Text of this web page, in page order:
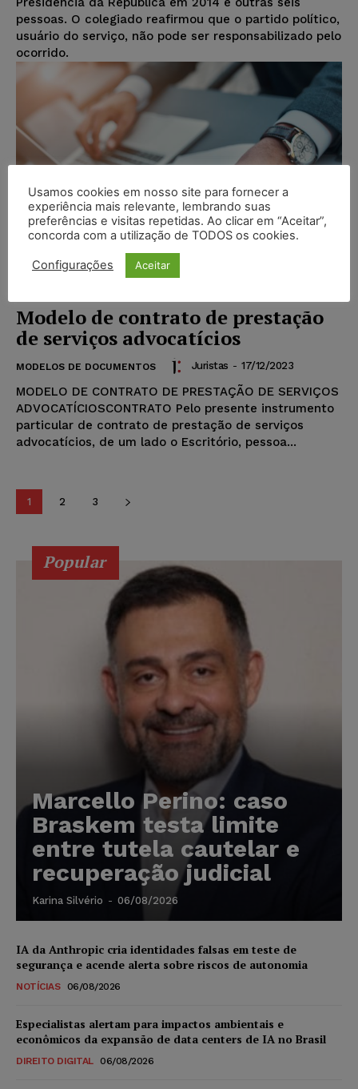
pessoas. O colegiado reafirmou que o partido político,
usuário do serviço, não pode ser responsabilizado pelo
ocorrido.
Modelo de contrato de prestação
de serviços advocatícios
MODELOS DE DOCUMENTOS Juristas - 17/12/2023
MODELO DE CONTRATO DE PRESTAÇÃO DE SERVIÇOS
ADVOCATÍCIOSCONTRATO Pelo presente instrumento
particular de contrato de prestação de serviços
advocatícios, de um lado o Escritório, pessoa...
1 2 3
Popular
Marcello Perino: caso
Braskem testa limite
entre tutela cautelar e
recuperação judicial
Karina Silvério - 06/08/2026
IA da Anthropic cria identidades falsas em teste de
segurança e acende alerta sobre riscos de autonomia
NOTÍCIAS 06/08/2026
Especialistas alertam para impactos ambientais e
econômicos da expansão de data centers de IA no Brasil
DIREITO DIGITAL 06/08/2026
Usamos cookies em nosso site para fornecer a
experiência mais relevante, lembrando suas
preferências e visitas repetidas. Ao clicar em “Aceitar”,
concorda com a utilização de TODOS os cookies.
Configurações Aceitar